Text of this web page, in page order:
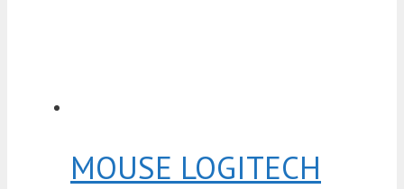
MOUSE LOGITECH